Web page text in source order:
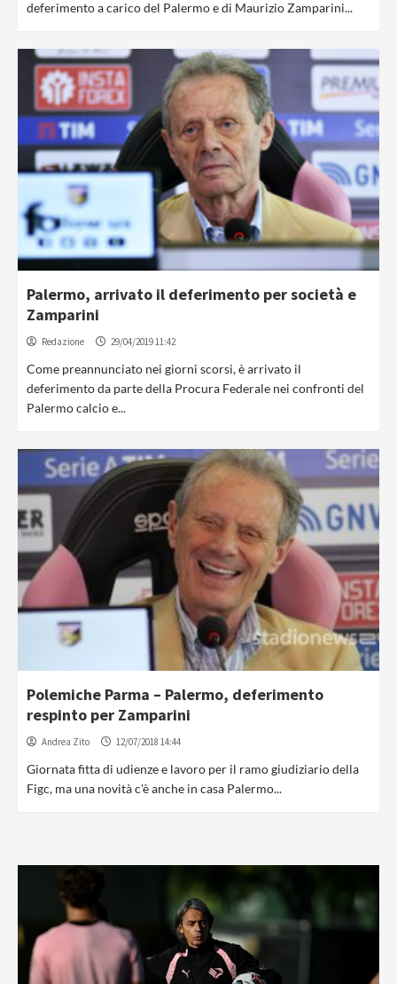
deferimento a carico del Palermo e di Maurizio Zamparini...
Palermo, arrivato il deferimento per società e
Zamparini
Redazione 29/04/2019 11:42
Come preannunciato nei giorni scorsi, è arrivato il
deferimento da parte della Procura Federale nei confronti del
Palermo calcio e...
Polemiche Parma – Palermo, deferimento
respinto per Zamparini
Andrea Zito 12/07/2018 14:44
Giornata fitta di udienze e lavoro per il ramo giudiziario della
Figc, ma una novità c'è anche in casa Palermo...